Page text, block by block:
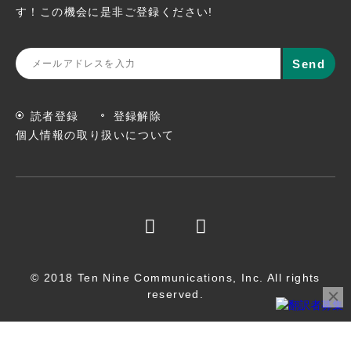
す！この機会に 是非ご登録ください!
読者登録
登録解除
個人情報の取り扱いについて
© 2018 Ten Nine Communications, Inc. All rights
reserved.